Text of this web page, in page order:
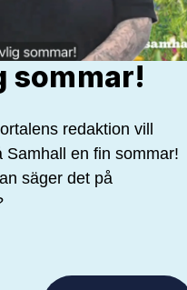
sommar!
redaktion vill
Samhall en fin sommar!
säger det på